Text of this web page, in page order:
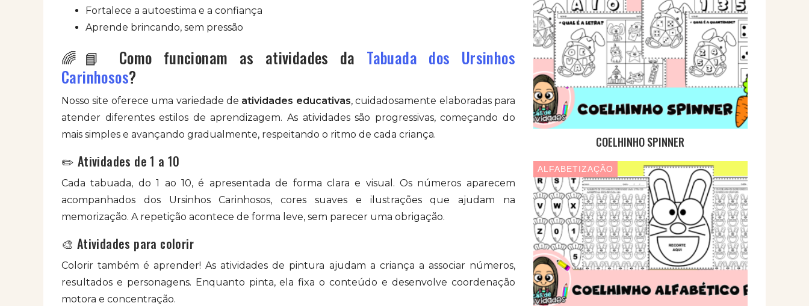
Fortalece a autoestima e a confiança
Aprende brincando, sem pressão
🌈📘 Como funcionam as atividades da Tabuada dos Ursinhos
Carinhosos?
Nosso site oferece uma variedade de atividades educativas, cuidadosamente elaboradas para
atender diferentes estilos de aprendizagem. As atividades são progressivas, começando do
mais simples e avançando gradualmente, respeitando o ritmo de cada criança.
✏️ Atividades de 1 a 10
Cada tabuada, do 1 ao 10, é apresentada de forma clara e visual. Os números aparecem
acompanhados dos Ursinhos Carinhosos, cores suaves e ilustrações que ajudam na
memorização. A repetição acontece de forma leve, sem parecer uma obrigação.
🎨 Atividades para colorir
Colorir também é aprender! As atividades de pintura ajudam a criança a associar números,
resultados e personagens. Enquanto pinta, ela fixa o conteúdo e desenvolve coordenação
motora e concentração.
COELHINHO SPINNER
ALFABETIZAÇÃO